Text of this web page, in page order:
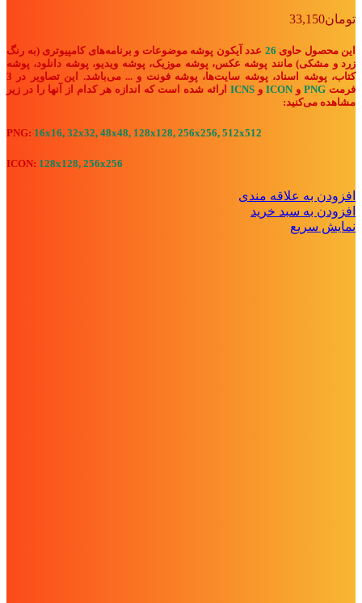
تومان33,150
این محصول حاوی 26 عدد آیکون پوشه موضوعات و برنامه‌های کامپیوتری (به رنگ
زرد و مشکی) مانند پوشه عکس، پوشه موزیک، پوشه ویدیو، پوشه دانلود، پوشه
کتاب، پوشه اسناد، پوشه سایت‌ها، پوشه فونت و ...
می‌باشد. این تصاویر در 3
فرمت PNG وICON و ICNS ارائه شده است که اندازه هر کدام از آنها را در زیر
مشاهده می‌کنید:
PNG: 16x16, 32x32, 48x48, 128x128, 256x256, 512x512
ICON: 128x128, 256x256
افزودن به علاقه مندی
افزودن به سبد خرید
نمایش سریع